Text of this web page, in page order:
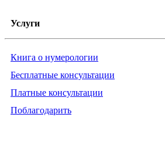
Услуги
Книга о нумерологии
Бесплатные консультации
Платные консультации
Поблагодарить